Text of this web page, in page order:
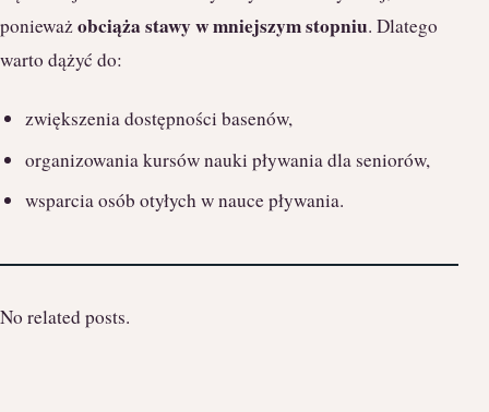
ponieważobciąża stawy w mniejszym stopniu. Dlatego
warto dążyć do:
zwiększenia dostępności basenów,
organizowania kursów nauki pływania dla seniorów,
wsparcia osób otyłych w nauce pływania.
No related posts.